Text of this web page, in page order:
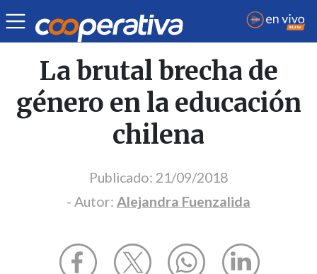
Opinión | Alejandra Fuenzalida
La brutal brecha de
género en la educación
chilena
Publicado: 21/09/2018
- Autor: Alejandra Fuenzalida